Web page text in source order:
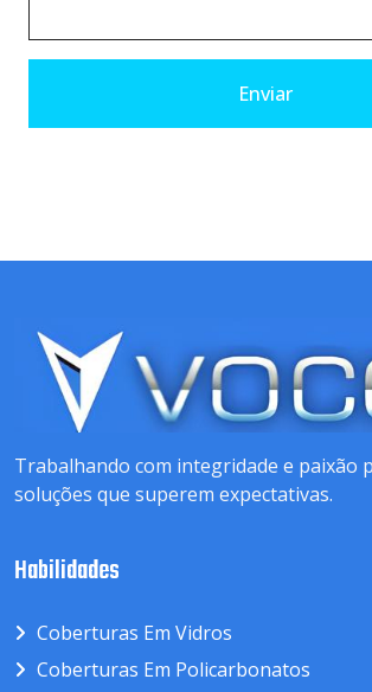
Enviar
Trabalhando com integridade e paixão
soluções que superem expectativas.
Habilidades
Coberturas Em Vidros
Coberturas Em Policarbonatos